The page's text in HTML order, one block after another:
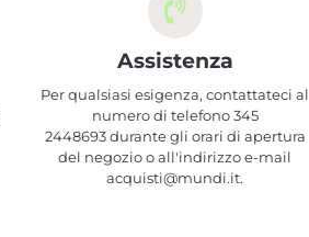
Assistenza
Per qualsiasi esigenza, contattateci al
numero di telefono 345
2448693 durante gli orari di apertura
del negozio o all'indirizzo e-mail
acquisti@mundi.it.